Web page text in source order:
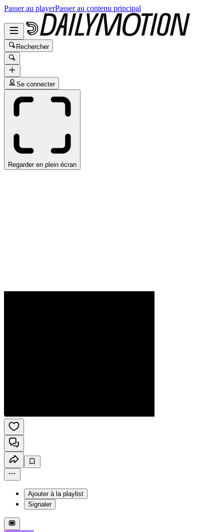
Passer au playerPasser au contenu principal
Rechercher
Se connecter
Regarder en plein écran
Ajouter à la playlist
Signaler